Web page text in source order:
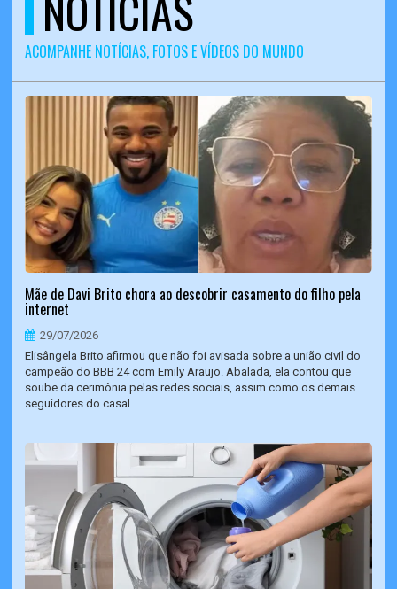
ACOMPANHE NOTÍCIAS, FOTOS E VÍDEOS DO MUNDO
Mãe de Davi Brito chora ao descobrir casamento do filho pela
internet
29/07/2026
Elisângela Brito afirmou que não foi avisada sobre a união civil do
campeão do BBB 24 com Emily Araujo. Abalada, ela contou que
soube da cerimônia pelas redes sociais, assim como os demais
seguidores do casal...